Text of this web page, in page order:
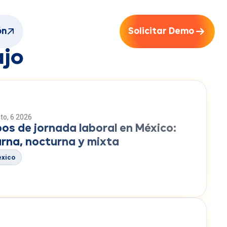
Solicitar Demo
6 2026
de jornada laboral en México:
nocturna y mixta